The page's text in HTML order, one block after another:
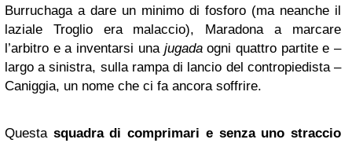
Burruchaga a dare un minimo di fosforo (ma neanche il
laziale Troglio era malaccio), Maradona a marcare
l’arbitro e a inventarsi una jugadaogni quattro partite e –
largo a sinistra, sulla rampa di lancio del contropiedista –
Caniggia, un nome che ci fa ancora soffrire.
Questa squadra di comprimari e senza uno straccio